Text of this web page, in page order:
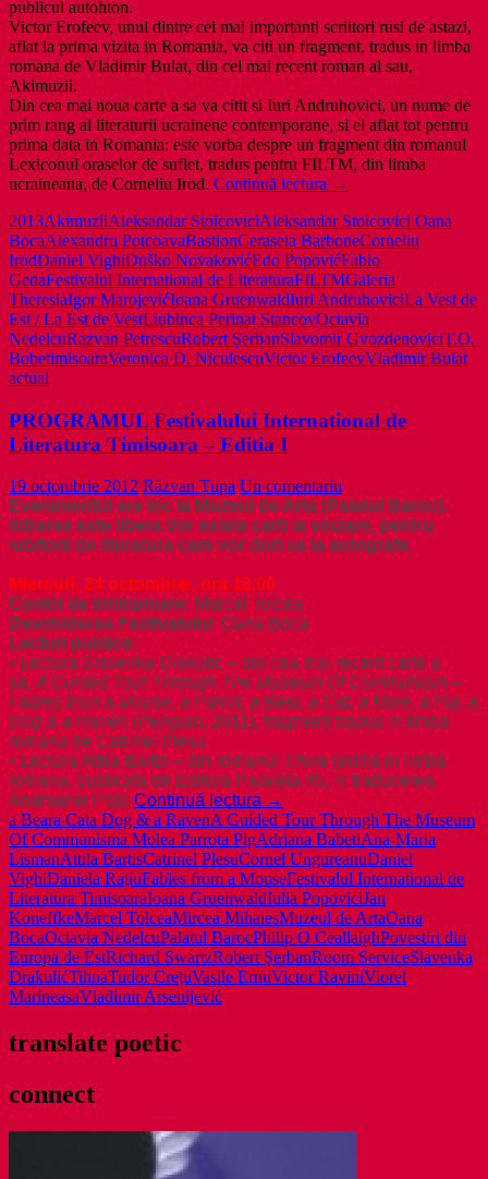
publicul autohton.
Victor Erofeev, unul dintre cei mai importanti scriitori rusi de astazi,
aflat la prima vizita in Romania, va citi un fragment, tradus in limba
romana de Vladimir Bulat, din cel mai recent roman al sau,
Akimuzii.
Din cea mai noua carte a sa va citit si Iuri Andruhovici, un nume de
prim rang al literaturii ucrainene contemporane, si el aflat tot pentru
prima data in Romania: este vorba despre un fragment din romanul
Lexiconul oraselor de suflet, tradus pentru FILTM, din limba
ucraineana, de Corneliu Irod. Continuă lectura Literatura
festival
la
Timișoara
→
2013AkimuziiAleksandar StoicoviciAleksandar Stoicovici Oana
BocaAlexandru PotcoavaBastionCerasela BarboneCorneliu
IrodDaniel VighiDuško NovakovićEdo PopovićFabio
GedaFestivalul International de LiteraturaFILTMGaleria
TheresiaIgor MarojevićIoana GruenwaldIuri AndruhoviciLa Vest de
Est / La Est de VestLiubinca Perinaț StancovOctavia
NedelcuRazvan PetrescuRobert ŞerbanSlavomir GvozdenoviciT.O.
BobetimisoaraVeronica D. NiculescuVictor ErofeevVladimir Bulat
actual
PROGRAMUL Festivalului International de
Literatura Timisoara – Editia I
19 octombrie 2012 Răzvan Țupa Un comentariu
Evenimentul are loc la Muzeul de Arta (Palatul Baroc).
Intrarea este libera.Vor exista carti la vinzare, pentru
iubitorii de literatura care vor dori sa ia autografe.
Miercuri, 24 octombrie, ora 18.00
Cuvint de intimpinare: Marcel Tolcea
Deschiderea Festivalului: Oana Boca
Lecturi publice:
• Lectura Slavenka Drakulic – din cea mai recent carte a
sa,A Guided Tour Through The Museum Of Communism –
Fables from a Mouse, a Parrot, a Bear, a Cat, a Mole, a Pig, a
Dog & a Raven (Penguin, 2011), fragment tradus in limba
romana de Catrinel Plesu
• Lectura Attila Bartis – din romanul Tihna (editia in limba
romana, publicata de Editura Paralela 45, in traducerea
Anamariei Pop) Continuă lectura PROGRAMUL
Festivalului
International
de
Literatura
Timisoara
–
Editia
I
→
a Beara Cata Dog & a RavenA Guided Tour Through The Museum
Of Communisma Molea Parrota PigAdriana BabetiAna-Maria
LismanAttila BartisCatrinel PlesuCornel UngureanuDaniel
VighiDaniela RaţiuFables from a MouseFestivalul International de
Literatura TimisoaraIoana GruenwaldIulia PopoviciJan
KoneffkeMarcel TolceaMircea MihaiesMuzeul de ArtaOana
BocaOctavia NedelcuPalatul BarocPhilip O CeallaighPovestiri din
Europa de EstRichard SwartzRobert ŞerbanRoom ServiceSlavenka
DrakulićTihnaTudor CreţuVasile ErnuVictor RaviniViorel
MarineasaVladimir Arsenijević
translate poetic
connect